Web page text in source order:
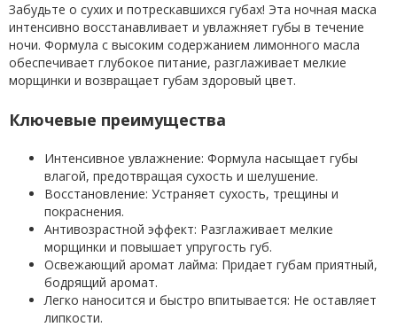
Забудьте о сухих и потрескавшихся губах! Эта ночная маска
интенсивно восстанавливает и увлажняет губы в течение
ночи. Формула с высоким содержанием лимонного масла
обеспечивает глубокое питание, разглаживает мелкие
морщинки и возвращает губам здоровый цвет.
Ключевые преимущества
Интенсивное увлажнение: Формула насыщает губы
влагой, предотвращая сухость и шелушение.
Восстановление: Устраняет сухость, трещины и
покраснения.
Антивозрастной эффект: Разглаживает мелкие
морщинки и повышает упругость губ.
Освежающий аромат лайма: Придает губам приятный,
бодрящий аромат.
Легко наносится и быстро впитывается: Не оставляет
липкости.